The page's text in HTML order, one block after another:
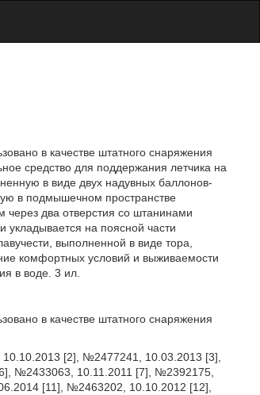
в качестве штатного снаряжения
средство для поддержания летчика на
в виде двух надувных баллонов-
в подмышечном пространстве
два отверстия со штанинами
укладывается на поясной части
выполненной в виде тора,
комфортных условий и выживаемости
в воде. 3 ил.
в качестве штатного снаряжения
[2], №2477241, 10.03.2013 [3],
№2433063, 10.11.2011 [7], №2392175,
[11], №2463202, 10.10.2012 [12],